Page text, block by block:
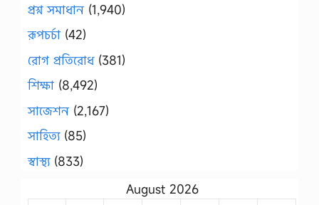
প্রশ্ন সমাধান (1,940)
রূপচর্চা (42)
রোগ প্রতিরোধ(381)
শিক্ষা (8,492)
সাজেশন (2,167)
সাহিত্য(85)
স্বাস্থ্য(833)
August 2026